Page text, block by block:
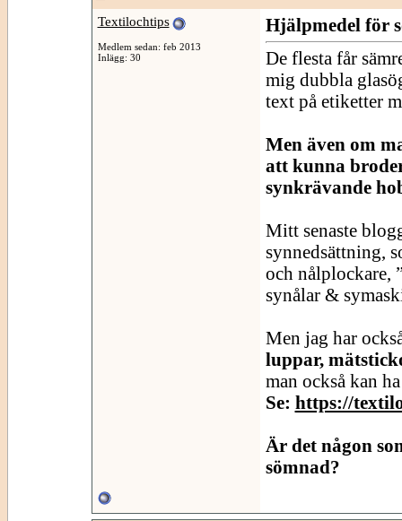
Textilochtips
Medlem sedan: feb 2013
Inlägg: 30
Hjälpmedel för
De flesta får
mig dubbla
text på etiketter
Men även om
att kunna
synkrävande
Mitt senaste
synnedsättning,
och nålplockare,
synålar &
Men jag har
luppar,
man också kan
Se: https://
Är det någon
sömnad?